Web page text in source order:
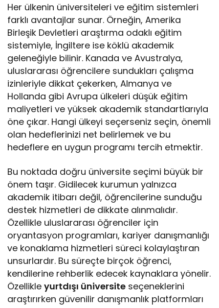
Her ülkenin üniversiteleri ve eğitim sistemleri
farklı avantajlar sunar. Örneğin, Amerika
Birleşik Devletleri araştırma odaklı eğitim
sistemiyle, İngiltere ise köklü akademik
geleneğiyle bilinir. Kanada ve Avustralya,
uluslararası öğrencilere sundukları çalışma
izinleriyle dikkat çekerken, Almanya ve
Hollanda gibi Avrupa ülkeleri düşük eğitim
maliyetleri ve yüksek akademik standartlarıyla
öne çıkar. Hangi ülkeyi seçerseniz seçin, önemli
olan hedeflerinizi net belirlemek ve bu
hedeflere en uygun programı tercih etmektir.
Bu noktada doğru üniversite seçimi büyük bir
önem taşır. Gidilecek kurumun yalnızca
akademik itibarı değil, öğrencilerine sunduğu
destek hizmetleri de dikkate alınmalıdır.
Özellikle uluslararası öğrenciler için
oryantasyon programları, kariyer danışmanlığı
ve konaklama hizmetleri süreci kolaylaştıran
unsurlardır. Bu süreçte birçok öğrenci,
kendilerine rehberlik edecek kaynaklara yönelir.
Özellikleyurtdışı üniversite seçeneklerini
araştırırken güvenilir danışmanlık platformları